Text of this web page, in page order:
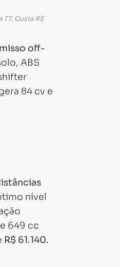
Custa R$
off-
ABS
84 cv e
nível
649 cc
R$ 61.140.